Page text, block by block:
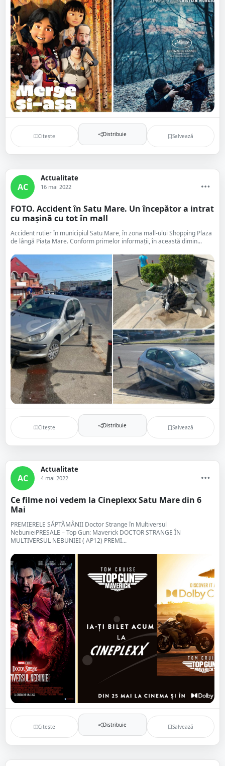
Citește Distribuie Salvează
AC
Actualitate
16 mai 2022
FOTO. Accident în Satu Mare. Un începător a intrat
cu mașină cu tot în mall
Accident rutier în municipiul Satu Mare, în zona mall-ului Shopping Plaza
de lângă Piața Mare. Conform primelor informații, în această dimin...
Citește Distribuie Salvează
AC
Actualitate
4 mai 2022
Ce filme noi vedem la Cineplexx Satu Mare din 6
Mai
PREMIERELE SĂPTĂMÂNII Doctor Strange în Multiversul
NebunieiPRESALE – Top Gun: Maverick DOCTOR STRANGE ÎN
MULTIVERSUL NEBUNIEI ( AP12) PREMI...
Citește Distribuie Salvează